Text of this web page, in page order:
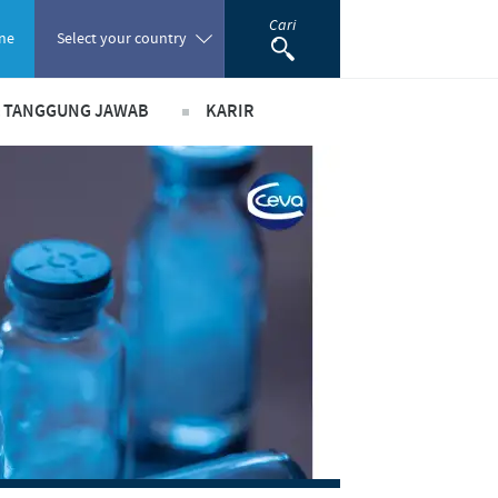
Select your country
Romania
Russia
South Africa
Spain
Cari
JAWAB
bisnis dan ilmiah
pendukung
KARIR
Pekerjaan utama kami
Lowongan Pekerjaan
Proses perekrutan kami
Pengembangan Diri